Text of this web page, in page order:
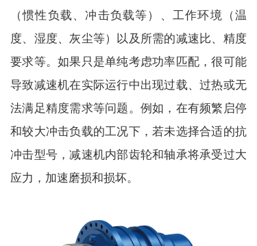
（惯性负载、冲击负载等）、工作环境（温
度、湿度、灰尘等）以及所需的减速比、精度
要求等。如果只是单纯考虑功率匹配，很可能
导致减速机在实际运行中出现过载、过热或无
法满足精度需求等问题。例如，在有频繁启停
和较大冲击负载的工况下，若未选择合适的抗
冲击型号，减速机内部齿轮和轴承将承受过大
应力，加速磨损和损坏。